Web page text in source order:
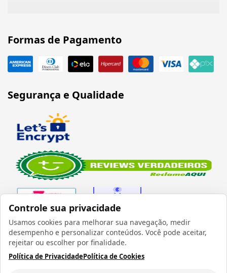
Controle sua privacidade
Usamos cookies para melhorar sua navegação, medir
desempenho e personalizar conteúdos. Você pode aceitar,
rejeitar ou escolher por finalidade.
Política de PrivacidadePolítica de Cookies
Formas de Pagamento
Segurança e Qualidade
Verificada por